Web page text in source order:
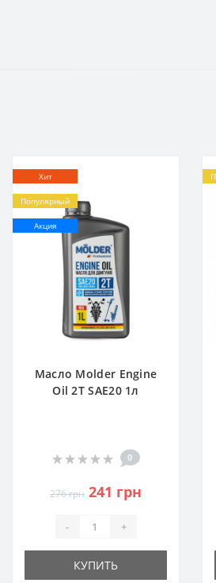
Хит
Популярный
Акция
Масло Molder Engine
Oil 2T SAE20 1л
0
276 грн 241 грн
- +
КУПИТЬ